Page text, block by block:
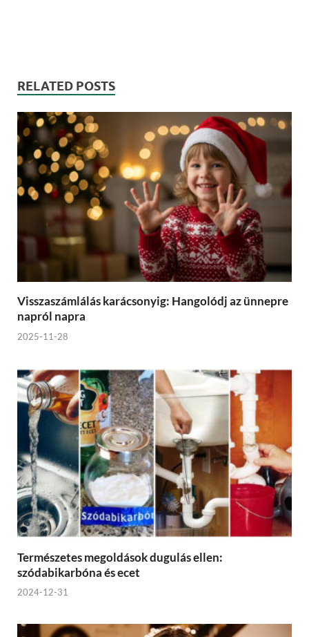
RELATED POSTS
Visszaszámlálás karácsonyig: Hangolódj az ünnepre
napról napra
2025-11-28
Természetes megoldások dugulás ellen:
szódabikarbóna és ecet
2024-12-31